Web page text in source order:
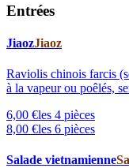
Entrées
JiaozJiaoz
Raviolis chinois farcis
à la vapeur ou poêlés,
6,00 €les 4 pièces
8,00 €les 6 pièces
Salade vietnamienne